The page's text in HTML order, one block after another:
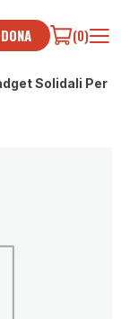
DONA (0)
Solidali Per